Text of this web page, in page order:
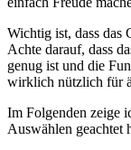
Wichtig ist, dass das
Achte darauf, dass
genug ist und die
wirklich nützlich für
Im Folgenden zeige
Auswählen geachtet